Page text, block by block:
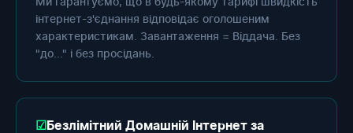
інтернет-з'єднання відповідає оголошеним
характеристикам. Завантаження = Віддача. Без
"до..." і без просідань.
Безлімітний Домашній Інтернет за